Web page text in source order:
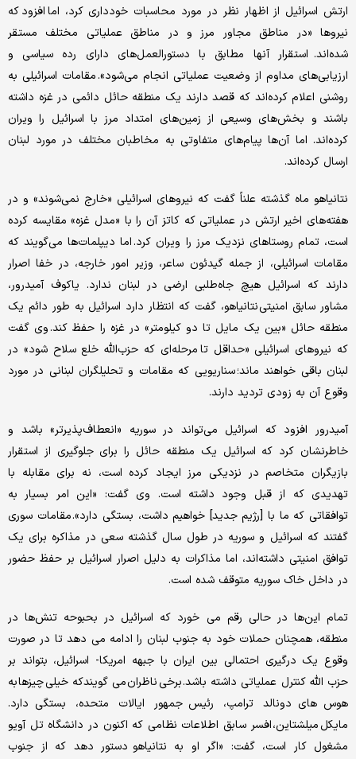
ارتش اسرائیل از اظهار نظر در مورد محاسبات خودداری کرد، اما افزود که
نیروها «در مناطق مجاور مرز و در مناطق عملیاتی مختلف مستقر
شده‌اند. استقرار آنها مطابق با دستورالعمل‌های دارای رده سیاسی و
ارزیابی‌های مداوم از وضعیت عملیاتی انجام می‌شود». مقامات اسرائیلی به
روشنی اعلام کرده‌اند که قصد دارند یک منطقه حائل دائمی در غزه داشته
باشند و بخش‌های وسیعی از زمین‌های امتداد مرز با اسرائیل را ویران
کرده‌اند. اما آ‌ن‌ها پیام‌های متفاوتی به مخاطبان مختلف در مورد لبنان
ارسال کرده‌اند.
نتانیاهو ماه گذشته علناً گفت که نیروهای اسرائیلی «خارج نمی‌شوند» و در
هفته‌های اخیر ارتش در عملیاتی که کاتز آن را با «مدل غزه» مقایسه کرده
است، تمام روستاهای نزدیک مرز را ویران کرد. اما دیپلمات‌ها می‌گویند که
مقامات اسرائیلی، از جمله گیدئون ساعر، وزیر امور خارجه، در خفا اصرار
دارند که اسرائیل هیچ جاه‌طلبی ارضی در لبنان ندارد. یاکوف آمیدرور،
مشاور سابق امنیتی نتانیاهو، گفت که انتظار دارد اسرائیل به طور دائم یک
منطقه حائل «بین یک مایل تا دو کیلومتر» در غزه را حفظ کند. وی گفت
که نیروهای اسرائیلی «حداقل تا مرحله‌ای که حزب‌الله خلع سلاح شود» در
لبنان باقی خواهند ماند؛ سناریویی که مقامات و تحلیلگران لبنانی در مورد
وقوع آن به زودی تردید دارند.
آمیدرور افزود که اسرائیل می‌تواند در سوریه «انعطاف‌پذیرتر» باشد و
خاطرنشان کرد که اسرائیل یک منطقه حائل را برای جلوگیری از استقرار
بازیگران متخاصم در نزدیکی مرز ایجاد کرده است، نه برای مقابله با
تهدیدی که از قبل وجود داشته است. وی گفت: «این امر بسیار به
توافقاتی که ما با [رژیم جدید] خواهیم داشت، بستگی دارد». مقامات سوری
گفتند که اسرائیل و سوریه در طول سال گذشته سعی در مذاکره برای یک
توافق امنیتی داشته‌اند، اما مذاکرات به دلیل اصرار اسرائیل بر حفظ حضور
در داخل خاک سوریه متوقف شده است.
تمام این‌ها در حالی رقم می خورد که اسرائیل در بحبوحه تنش‌ها در
منطقه، همچنان حملات خود به جنوب لبنان را ادامه می دهد تا در صورت
وقوع یک درگیری احتمالی بین ایران با جبهه امریکا- اسرائیل، بتواند بر
حزب الله کنترل عملیاتی داشته باشد. برخی ناظران می گویندکه خیلی چیزها به
هوس های دونالد ترامپ، رئیس جمهور ایالات متحده، بستگی دارد.
مایکل میلشتاین، افسر سابق اطلاعات نظامی که اکنون در دانشگاه تل آویو
مشغول کار است، گفت: «اگر او به نتانیاهو دستور دهد که از جنوب